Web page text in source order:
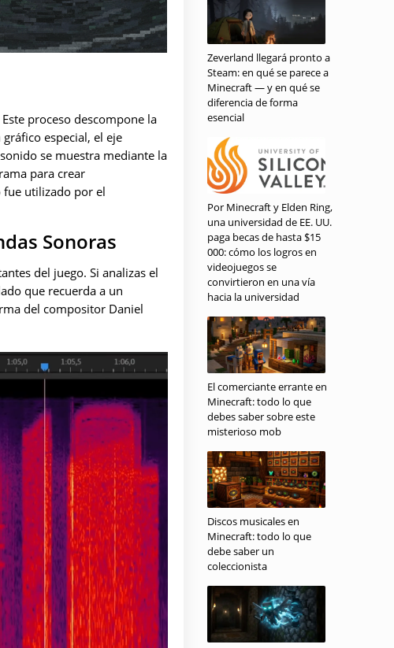
proceso descompone la
especial, el eje
se muestra mediante la
para crear
fue utilizado por el
Sonoras
del juego. Si analizas el
que recuerda a un
del compositor Daniel
Zeverland llegará pronto a
Steam: en qué se parece a
Minecraft — y en qué se
diferencia de forma
esencial
Por Minecraft y Elden Ring,
una universidad de EE. UU.
paga becas de hasta $15
000: cómo los logros en
videojuegos se
convirtieron en una vía
hacia la universidad
El comerciante errante en
Minecraft: todo lo que
debes saber sobre este
misterioso mob
Discos musicales en
Minecraft: todo lo que
debe saber un
coleccionista